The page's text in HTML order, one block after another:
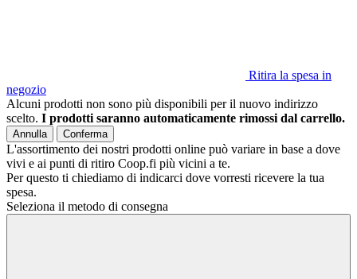
Ritira la spesa in
negozio
Alcuni prodotti non sono più disponibili per il nuovo indirizzo
scelto. I prodotti saranno automaticamente rimossi dal carrello.
Annulla Conferma
L'assortimento dei nostri prodotti online può variare in base a dove
vivi e ai punti di ritiro Coop.fi più vicini a te.
Per questo ti chiediamo di indicarci dove vorresti ricevere la tua
spesa.
Seleziona il metodo di consegna